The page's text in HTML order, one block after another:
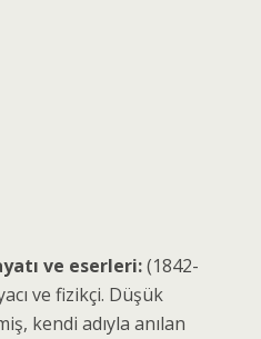
ve eserleri:(1842-
ve fizikçi. Düşük
kendi adıyla anılan